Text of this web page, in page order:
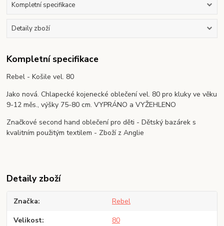
Kompletní specifikace
Detaily zboží
Kompletní specifikace
Rebel - Košile vel. 80
Jako nová. Chlapecké kojenecké oblečení vel. 80 pro kluky ve věku
9-12 měs., výšky 75-80 cm. VYPRÁNO a VYŽEHLENO
Značkové second hand oblečení pro děti - Dětský bazárek s
kvalitním použitým textilem - Zboží z Anglie
Detaily zboží
Značka Rebel
Velikost 80